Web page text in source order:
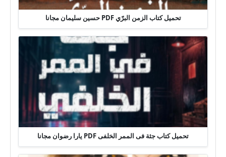
تحميل كتاب الزمن البرّي PDF حسين سليمان مجانا
تحميل كتاب جثة فى الممر الخلفى PDF يارا رضوان مجانا